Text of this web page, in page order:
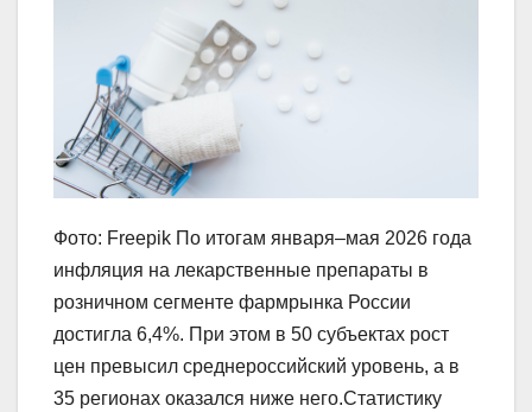
Фото: Freepik По итогам января–мая 2026 года
инфляция на лекарственные препараты в
розничном сегменте фармрынка России
достигла 6,4%. При этом в 50 субъектах рост
цен превысил среднероссийский уровень, а в
35 регионах оказался ниже него.Статистику